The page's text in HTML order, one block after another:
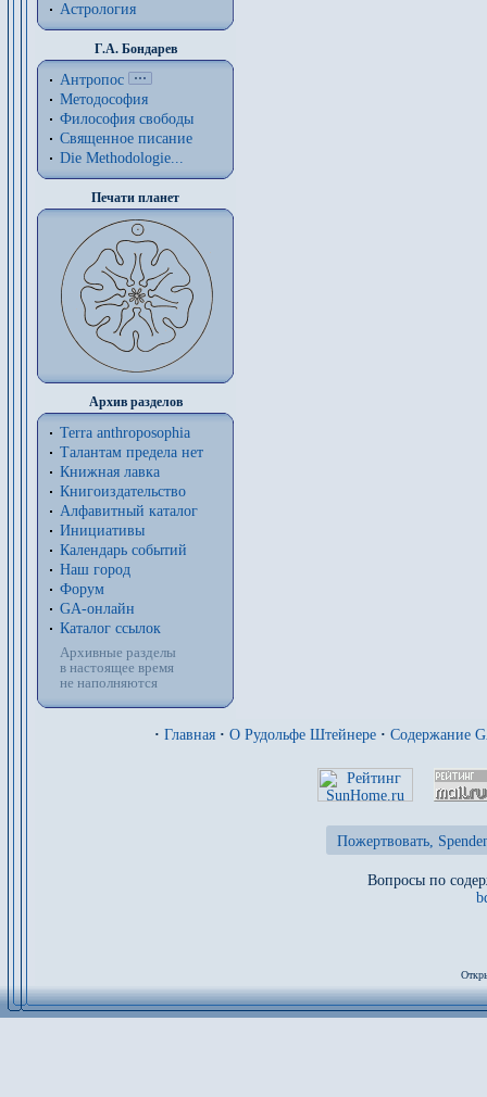
Астрология
Г.А. Бондарев
Антропос
Методософия
Философия cвободы
Священное писание
Die Methodologie...
Печати планет
Архив разделов
Terra anthroposophia
Талантам предела нет
Книжная лавка
Книгоиздательство
Алфавитный каталог
Инициативы
Календарь событий
Наш город
Форум
GA-онлайн
Каталог ссылок
Архивные разделы
в настоящее время
не наполняются
· Главная · О Рудольфе Штейнере · Содержание
Пожертвовать,
Вопросы по